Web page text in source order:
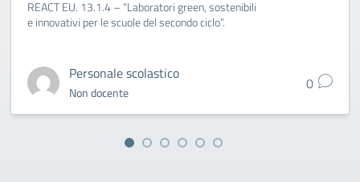
REACT EU. 13.1.4 – “Laboratori green, sostenibili
e innovativi per le scuole del secondo ciclo”.
Personale scolastico
Non docente 0